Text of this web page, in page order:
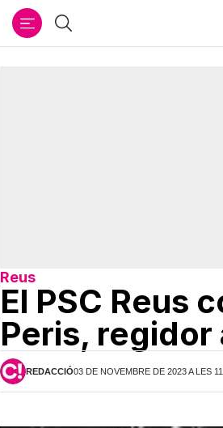
Cercar
Reus
El PSC Reus
Peris, regidor
REDACCIÓ03 DE NOVEMBRE DE 2023 A LES